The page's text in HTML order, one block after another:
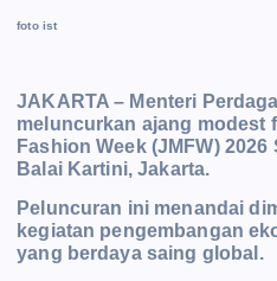
foto ist
JAKARTA – Menteri
meluncurkan ajang modest
Fashion Week (JMFW) 2026
Balai Kartini, Jakarta.
Peluncuran ini menandai
kegiatan pengembangan
yang berdaya saing global.